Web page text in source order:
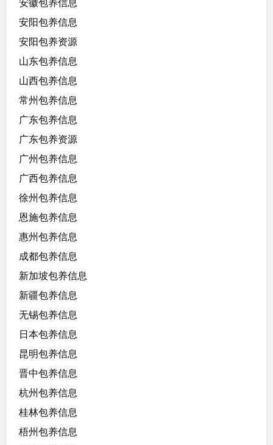
安徽包养信息
安阳包养信息
安阳包养资源
山东包养信息
山西包养信息
常州包养信息
广东包养信息
广东包养资源
广州包养信息
广西包养信息
徐州包养信息
恩施包养信息
惠州包养信息
成都包养信息
新加坡包养信息
新疆包养信息
无锡包养信息
日本包养信息
昆明包养信息
晋中包养信息
杭州包养信息
桂林包养信息
梧州包养信息